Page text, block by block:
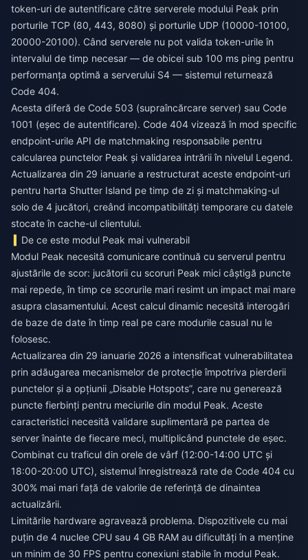
token-uri de autentificare către serverele modului Peak prin
porturile TCP (80, 443, 8080) și porturile UDP (10000-10100,
20000-20100). Când serverele nu pot valida token-urile în
intervalul de timp necesar — de obicei sub 100 ms ping pentru
performanța optimă a serverului S4 — sistemul returnează
Code 404.
Acesta diferă de Code 503 (supraîncărcare server) sau Code
1001 (eșec de autentificare). Code 404 vizează în mod specific
endpoint-urile API de matchmaking responsabile pentru
calcularea punctelor Peak și validarea intrării în nivelul Legend.
Actualizarea din 29 ianuarie a restructurat aceste endpoint-uri
pentru harta Shutter Island pe timp de zi și matchmaking-ul
solo de 4 jucători, creând incompatibilități temporare cu datele
stocate în cache-ul clientului.
De ce este modul Peak mai vulnerabil
Modul Peak necesită comunicare continuă cu serverul pentru
ajustările de scor: jucătorii cu scoruri Peak mici câștigă puncte
mai repede, în timp ce scorurile mari resimt un impact mai mare
asupra clasamentului. Acest calcul dinamic necesită interogări
de baze de date în timp real pe care modurile casual nu le
folosesc.
Actualizarea din 29 ianuarie 2026 a intensificat vulnerabilitatea
prin adăugarea mecanismelor de protecție împotriva pierderii
punctelor și a opțiunii „Disable Hotspots”, care nu generează
puncte fierbinți pentru meciurile din modul Peak. Aceste
caracteristici necesită validare suplimentară pe partea de
server înainte de fiecare meci, multiplicând punctele de eșec.
Combinat cu traficul din orele de vârf (12:00-14:00 UTC și
18:00-20:00 UTC), sistemul înregistrează rate de Code 404 cu
300% mai mari față de valorile de referință de dinaintea
actualizării.
Limitările hardware agravează problema. Dispozitivele cu mai
puțin de 4 nuclee CPU sau 4 GB RAM au dificultăți în a menține
un minim de 30 FPS pentru conexiuni stabile în modul Peak.